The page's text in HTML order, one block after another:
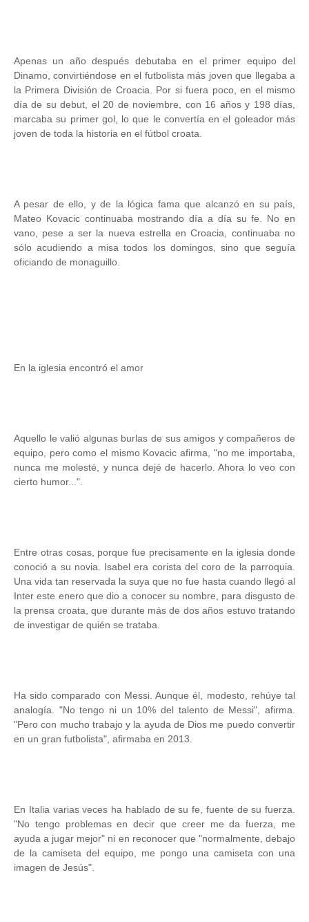
Apenas un año después debutaba en el primer equipo del
Dinamo, convirtiéndose en el futbolista más joven que llegaba a
la Primera División de Croacia. Por si fuera poco, en el mismo
día de su debut, el 20 de noviembre, con 16 años y 198 días,
marcaba su primer gol, lo que le convertía en el goleador más
joven de toda la historia en el fútbol croata.
A pesar de ello, y de la lógica fama que alcanzó en su país,
Mateo Kovacic continuaba mostrando día a día su fe. No en
vano, pese a ser la nueva estrella en Croacia, continuaba no
sólo acudiendo a misa todos los domingos, sino que seguía
oficiando de monaguillo.
En la iglesia encontró el amor
Aquello le valió algunas burlas de sus amigos y compañeros de
equipo, pero como el mismo Kovacic afirma, "no me importaba,
nunca me molesté, y nunca dejé de hacerlo. Ahora lo veo con
cierto humor...".
Entre otras cosas, porque fue precisamente en la iglesia donde
conoció a su novia. Isabel era corista del coro de la parroquia.
Una vida tan reservada la suya que no fue hasta cuando llegó al
Inter este enero que dio a conocer su nombre, para disgusto de
la prensa croata, que durante más de dos años estuvo tratando
de investigar de quién se trataba.
Ha sido comparado con Messi. Aunque él, modesto, rehúye tal
analogía. "No tengo ni un 10% del talento de Messi", afirma.
"Pero con mucho trabajo y la ayuda de Dios me puedo convertir
en un gran futbolista", afirmaba en 2013.
En Italia varias veces ha hablado de su fe, fuente de su fuerza.
"No tengo problemas en decir que creer me da fuerza, me
ayuda a jugar mejor" ni en reconocer que "normalmente, debajo
de la camiseta del equipo, me pongo una camiseta con una
imagen de Jesús".